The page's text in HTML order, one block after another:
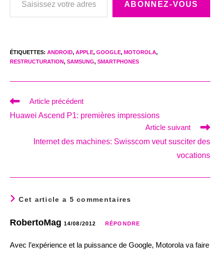
ABONNEZ-VOUS
ÉTIQUETTES: ANDROID, APPLE, GOOGLE, MOTOROLA,
RESTRUCTURATION, SAMSUNG, SMARTPHONES
Read
articles
Article précédent
Huawei Ascend P1: premières impressions
Article suivant
Internet des machines: Swisscom veut susciter des
vocations
Cet article a 5 commentaires
RobertoMag 14/08/2012 RÉPONDRE
Avec l’expérience et la puissance de Google, Motorola va faire